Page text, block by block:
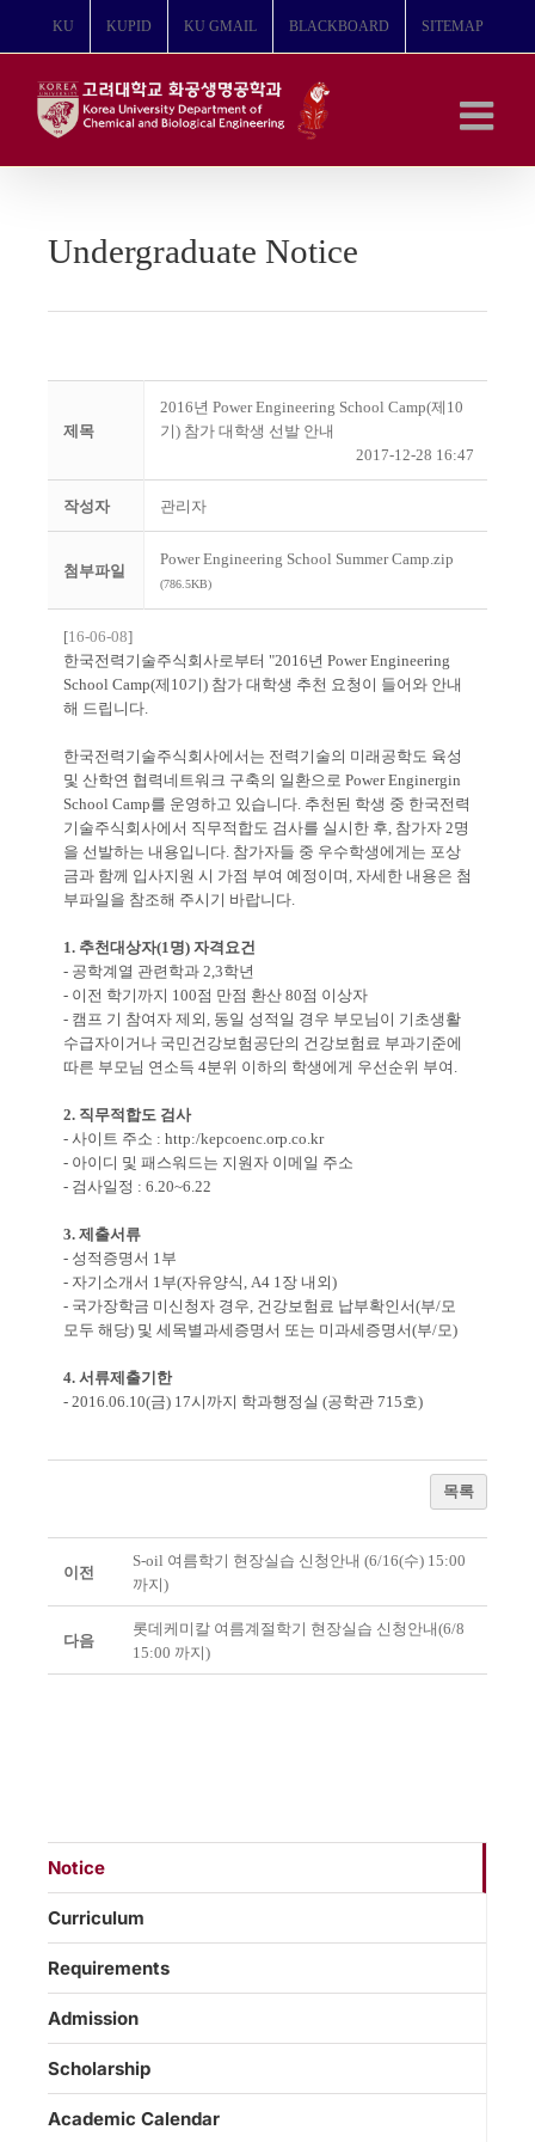
뛰
KU KUPID KU GMAIL BLACKBOARD SITEMAP
Undergraduate Notice
제목
2016년 Power Engineering School Camp(제10
기) 참가 대학생 선발 안내
2017-12-28 16:47
작성자 관리자
첨부파일
Power Engineering School Summer Camp.zip
(786.5KB)
[16-06-08]
한국전력기술주식회사로부터 "2016년 Power Engineering
School Camp(제10기) 참가 대학생 추천 요청이 들어와 안내
해 드립니다.
한국전력기술주식회사에서는 전력기술의 미래공학도 육성
및 산학연 협력네트워크 구축의 일환으로 Power Enginergin
School Camp를 운영하고 있습니다. 추천된 학생 중 한국전력
기술주식회사에서 직무적합도 검사를 실시한 후, 참가자 2명
을 선발하는 내용입니다. 참가자들 중 우수학생에게는 포상
금과 함께 입사지원 시 가점 부여 예정이며, 자세한 내용은 첨
부파일을 참조해 주시기 바랍니다.
1. 추천대상자(1명) 자격요건
- 공학계열 관련학과 2,3학년
- 이전 학기까지 100점 만점 환산 80점 이상자
- 캠프 기 참여자 제외, 동일 성적일 경우 부모님이 기초생활
수급자이거나 국민건강보험공단의 건강보험료 부과기준에
따른 부모님 연소득 4분위 이하의 학생에게 우선순위 부여.
2. 직무적합도 검사
- 사이트 주소 : http:/kepcoenc.orp.co.kr
- 아이디 및 패스워드는 지원자 이메일 주소
- 검사일정 : 6.20~6.22
3. 제출서류
- 성적증명서 1부
- 자기소개서 1부(자유양식, A4 1장 내외)
- 국가장학금 미신청자 경우, 건강보험료 납부확인서(부/모
모두 해당) 및 세목별과세증명서 또는 미과세증명서(부/모)
4. 서류제출기한
- 2016.06.10(금) 17시까지 학과행정실 (공학관 715호)
목록
이전
S-oil 여름학기 현장실습 신청안내 (6/16(수) 15:00
까지)
다음
롯데케미칼 여름계절학기 현장실습 신청안내(6/8
15:00 까지)
Notice
Curriculum
Requirements
Admission
Scholarship
Academic Calendar